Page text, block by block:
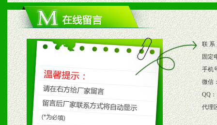
1、根据区域市场协助制定
2、根据具体情况公司给予
3、根据市场需要，派驻区
保产品顺利销售。
4、根据市场情况公司给予
购支持。
联 系
固定
手机
微信
QQ：
代理